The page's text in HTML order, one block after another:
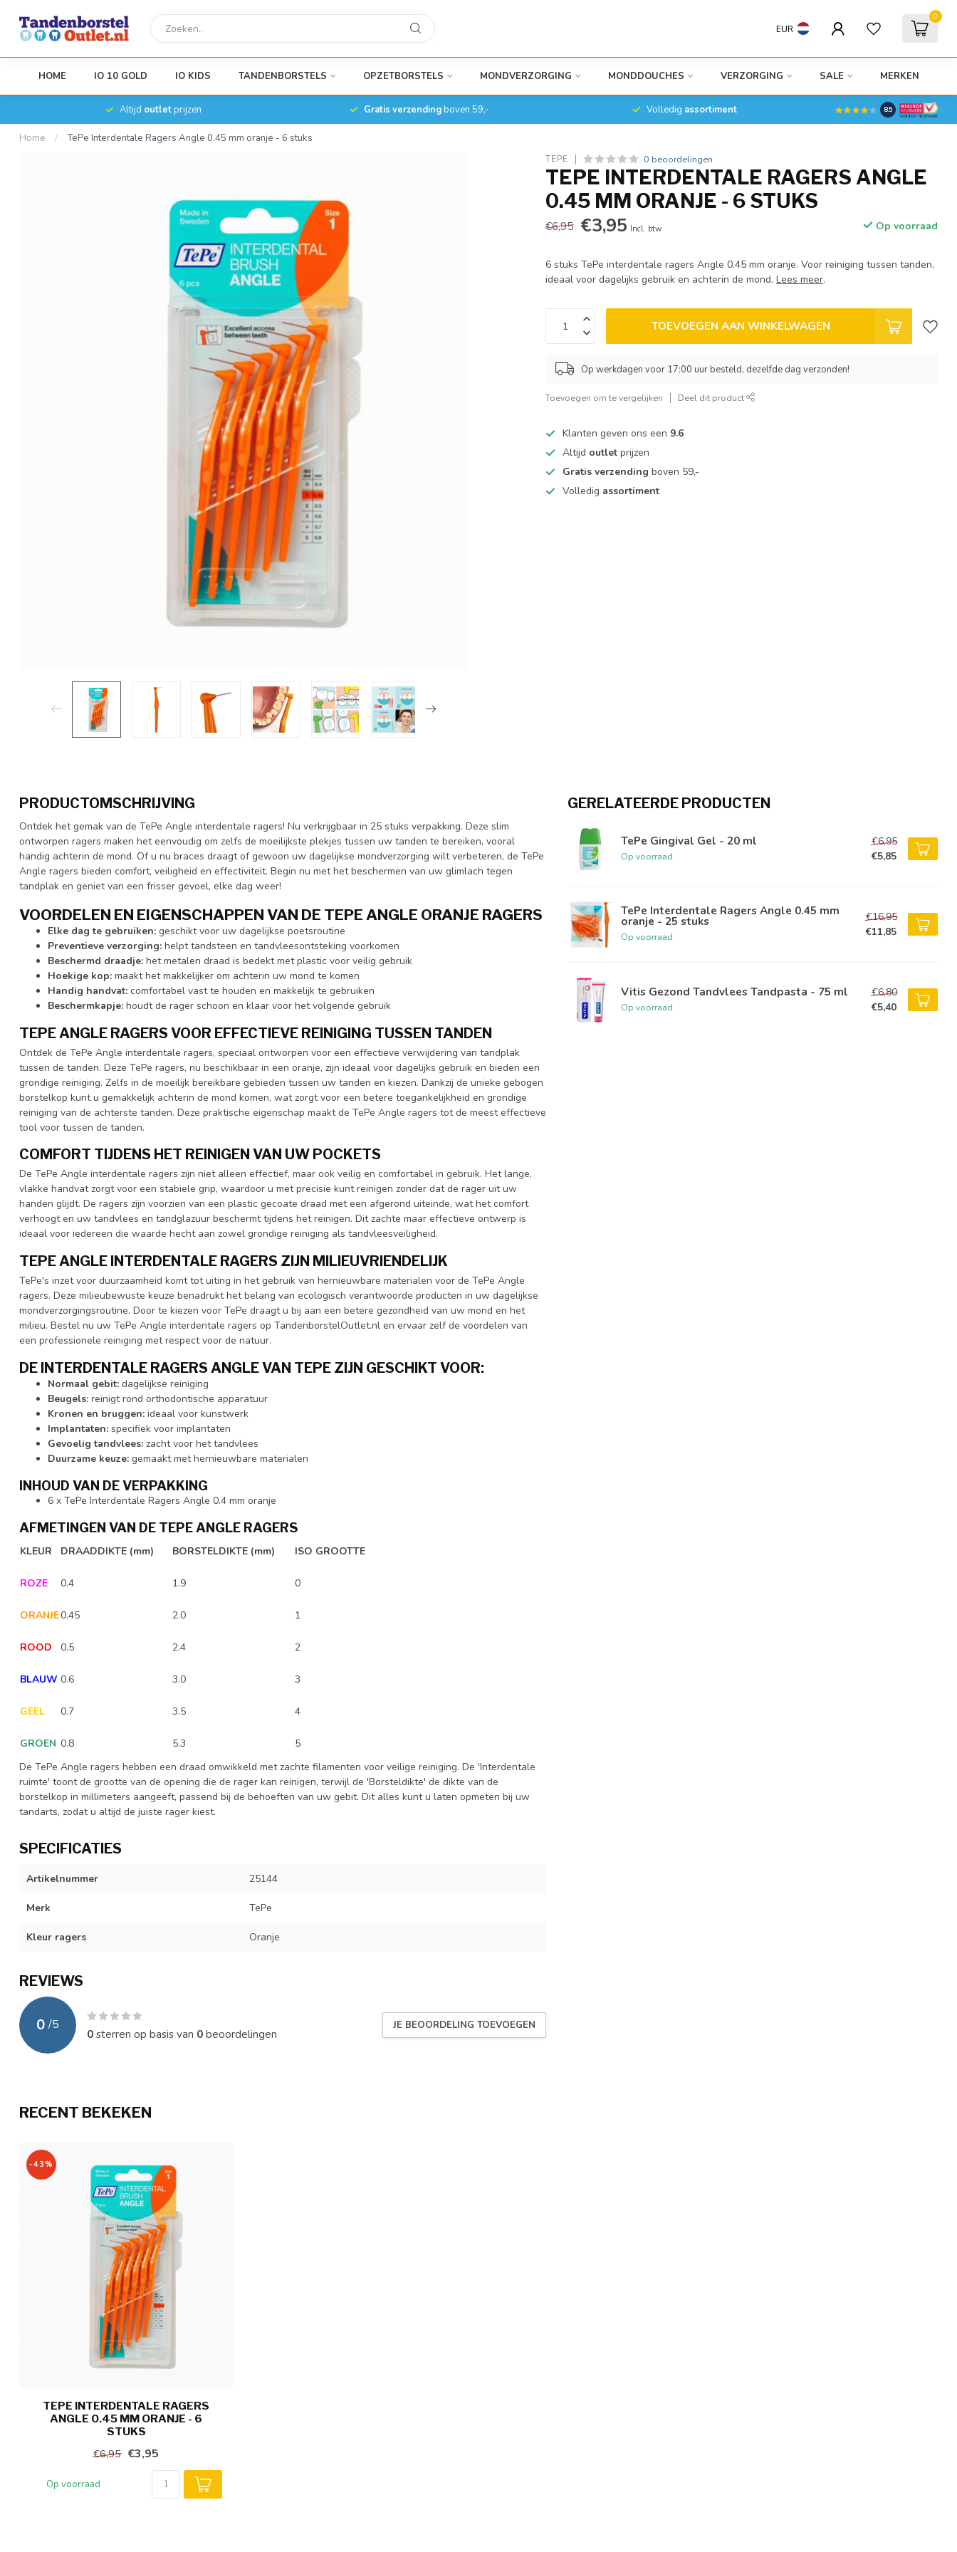
EUR
0
HOME IO 10 GOLD IO KIDS TANDENBORSTELS OPZETBORSTELS MONDVERZORGING MONDDOUCHES VERZORGING SALE MERKEN
Altijd outletprijzen Gratis verzendingboven 59,- Volledig assortiment 8.5
Home / TePe Interdentale Ragers Angle 0.45 mm oranje - 6 stuks
TEPE 0 beoordelingen
TEPE INTERDENTALE RAGERS ANGLE
0.45 MM ORANJE - 6 STUKS
€6,95 €3,95 Incl. btw Op voorraad
6 stuks TePe interdentale ragers Angle 0.45 mm oranje. Voor reiniging tussen tanden,
ideaal voor dagelijks gebruik en achterin de mond.Lees meer.
TOEVOEGEN AAN WINKELWAGEN
Op werkdagen voor 17:00 uur besteld, dezelfde dag verzonden!
Toevoegen om te vergelijken Deel dit product
Klanten geven ons een 9.6
Altijd outlet prijzen
Gratis verzending boven 59,-
Volledig assortiment
PRODUCTOMSCHRIJVING
Ontdek het gemak van de TePe Angle interdentale ragers! Nu verkrijgbaar in 25 stuks verpakking. Deze slim
ontworpen ragers maken het eenvoudig om zelfs de moeilijkste plekjes tussen uw tanden te bereiken, vooral
handig achterin de mond. Of u nu braces draagt of gewoon uw dagelijkse mondverzorging wilt verbeteren, de TePe
Angle ragers bieden comfort, veiligheid en effectiviteit. Begin nu met het beschermen van uw glimlach tegen
tandplak en geniet van een frisser gevoel, elke dag weer!
VOORDELEN EN EIGENSCHAPPEN VAN DE TEPE ANGLE ORANJE RAGERS
Elke dag te gebruiken: geschikt voor uw dagelijkse poetsroutine
Preventieve verzorging: helpt tandsteen en tandvleesontsteking voorkomen
Beschermd draadje: het metalen draad is bedekt met plastic voor veilig gebruik
Hoekige kop: maakt het makkelijker om achterin uw mond te komen
Handig handvat: comfortabel vast te houden en makkelijk te gebruiken
Beschermkapje: houdt de rager schoon en klaar voor het volgende gebruik
TEPE ANGLE RAGERS VOOR EFFECTIEVE REINIGING TUSSEN TANDEN
Ontdek de TePe Angle interdentale ragers, speciaal ontworpen voor een effectieve verwijdering van tandplak
tussen de tanden. Deze TePe ragers, nu beschikbaar in een oranje, zijn ideaal voor dagelijks gebruik en bieden een
grondige reiniging. Zelfs in de moeilijk bereikbare gebieden tussen uw tanden en kiezen. Dankzij de unieke gebogen
borstelkop kunt u gemakkelijk achterin de mond komen, wat zorgt voor een betere toegankelijkheid en grondige
reiniging van de achterste tanden. Deze praktische eigenschap maakt de TePe Angle ragers tot de meest effectieve
tool voor tussen de tanden.
COMFORT TIJDENS HET REINIGEN VAN UW POCKETS
De TePe Angle interdentale ragers zijn niet alleen effectief, maar ook veilig en comfortabel in gebruik. Het lange,
vlakke handvat zorgt voor een stabiele grip, waardoor u met precisie kunt reinigen zonder dat de rager uit uw
handen glijdt. De ragers zijn voorzien van een plastic gecoate draad met een afgerond uiteinde, wat het comfort
verhoogt en uw tandvlees en tandglazuur beschermt tijdens het reinigen. Dit zachte maar effectieve ontwerp is
ideaal voor iedereen die waarde hecht aan zowel grondige reiniging als tandvleesveiligheid.
TEPE ANGLE INTERDENTALE RAGERS ZIJN MILIEUVRIENDELIJK
TePe's inzet voor duurzaamheid komt tot uiting in het gebruik van hernieuwbare materialen voor de TePe Angle
ragers. Deze milieubewuste keuze benadrukt het belang van ecologisch verantwoorde producten in uw dagelijkse
mondverzorgingsroutine. Door te kiezen voor TePe draagt u bij aan een betere gezondheid van uw mond en het
milieu. Bestel nu uw TePe Angle interdentale ragers op TandenborstelOutlet.nl en ervaar zelf de voordelen van
een professionele reiniging met respect voor de natuur.
DE INTERDENTALE RAGERS ANGLE VAN TEPE ZIJN GESCHIKT VOOR:
Normaal gebit: dagelijkse reiniging
Beugels: reinigt rond orthodontische apparatuur
Kronen en bruggen: ideaal voor kunstwerk
Implantaten: specifiek voor implantaten
Gevoelig tandvlees: zacht voor het tandvlees
Duurzame keuze: gemaakt met hernieuwbare materialen
INHOUD VAN DE VERPAKKING
6 x TePe Interdentale Ragers Angle 0.4 mm oranje
AFMETINGEN VAN DE TEPE ANGLE RAGERS
KLEUR DRAADDIKTE (mm) BORSTELDIKTE (mm) ISO GROOTTE
ROZE 0.4 1.9 0
ORANJE0.45 2.0 1
ROOD 0.5 2.4 2
BLAUW 0.6 3.0 3
GEEL 0.7 3.5 4
GROEN 0.8 5.3
5
De TePe Angle ragers hebben een draad omwikkeld met zachte filamenten voor veilige reiniging. De 'Interdentale
ruimte' toont de grootte van de opening die de rager kan reinigen, terwijl de 'Borsteldikte' de dikte van de
borstelkop in millimeters aangeeft, passend bij de behoeften van uw gebit. Dit alles kunt u laten opmeten bij uw
tandarts, zodat u altijd de juiste rager kiest.
SPECIFICATIES
Artikelnummer 25144
Merk TePe
Kleur ragers Oranje
REVIEWS
0 /5
0sterren op basis van 0beoordelingen
JE BEOORDELING TOEVOEGEN
GERELATEERDE PRODUCTEN
TePe Gingival Gel - 20 ml
Op voorraad
€6,95
€5,85
TePe Interdentale Ragers Angle 0.45 mm
oranje - 25 stuks
Op voorraad
€16,95
€11,85
Vitis Gezond Tandvlees Tandpasta - 75 ml
Op voorraad
€6,80
€5,40
RECENT BEKEKEN
-43%
TEPE INTERDENTALE RAGERS
ANGLE 0.45 MM ORANJE - 6
STUKS
€6,95 €3,95
Op voorraad